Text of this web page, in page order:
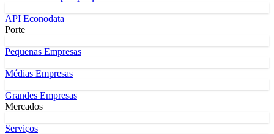
API Econodata
Porte
Pequenas Empresas
Médias Empresas
Grandes Empresas
Mercados
Serviços